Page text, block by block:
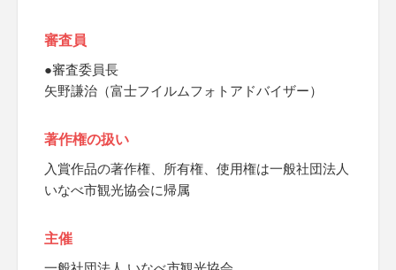
審査員
●審査委員長
矢野謙治（富士フイルムフォトアドバイザー）
著作権の扱い
入賞作品の著作権、所有権、使用権は一般社団法人
いなべ市観光協会に帰属
主催